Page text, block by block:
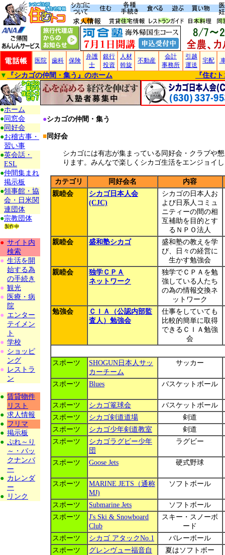
医院 歯科 保険
弁護
士
銀行
投資
人材
斡旋
不動産
会計
事務所
引越
運送
宅配
▼ 『シカゴの仲間・集う 』のホーム 『住む
●ホーム
● 同窓会
● 同好会
●お稽古事・
習い事
●英会話・
ESL
●仲間集まれ
掲示板
●領事館・協
会・日米関
連団体
●宗教団体
● サイト内
検索
● 生活を開
始する為
の手続き
● 観光
●
医療・病
院
● エンター
テイメン
ト
● 学校
● ショッピ
ング
● レストラ
ン
● 賃貸物件
リスト
● 求人情報
● フリマ
● 掲示板
● ぷれ～り
～・バッ
クナンバ
ー
● カレンダ
ー
● リンク
●シカゴの仲間・集う
■ 同好会
シカゴには有志が集まっている同好会・クラブや
ります。みんなで楽しくシカゴ生活をエンジョイ
カテゴリ 同好会名
内容
親睦会
シカゴ日本人会
(CJC)
シカゴの日本人お
よび日系人コミュ
ニティーの間の相
互補助を目的とす
るＮＰＯ法人
親睦会
盛和塾シカゴ
盛和塾の教えを学
び、日々の経営に
生かす勉強会
親睦会
独学ＣＰＡ
ネットワーク
独学でＣＰＡを勉
強している人たち
の為の情報交換ネ
ットワーク
勉強会
ＣＩＡ（公認内部監
査人）勉強会
仕事をしていても
比較的簡単に取得
できるＣＩＡ勉強
会
スポーツ
SHOGUN日本人サッ
カーチーム
サッカー
スポーツ Blues バスケットボール
スポーツ シカゴ篭球会
バスケットボール
スポーツ
シカゴ剣道道場
剣道
スポーツ
シカゴ少年剣道教室
剣道
スポーツ
シカゴラグビー少年
団
ラグビー
スポーツ Goose Jets 硬式野球
スポーツ
MARINE JETS（通称
MJ)
ソフトボール
スポーツ Submarine Jets
ソフトボール
スポーツ
J's Ski & Snowboard
Club
スキー・スノーボ
ード
スポーツ
シカゴ アタックNo.1
バレーボール
スポーツ
グレンヴュー福音自
夏はソフトボー